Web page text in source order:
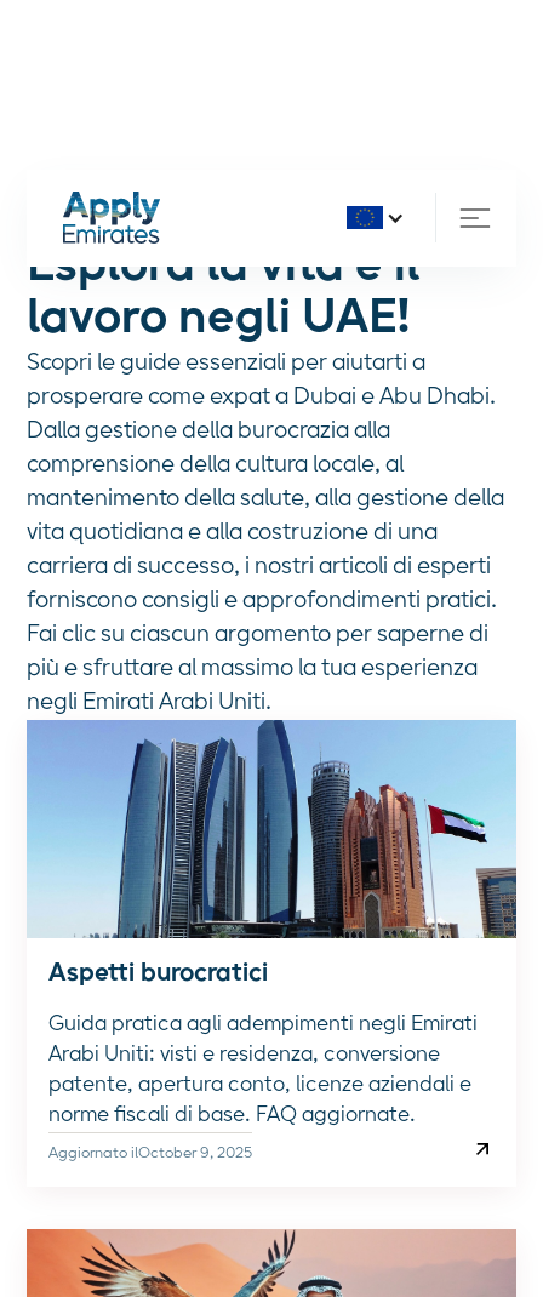
Esplora la vita e il
lavoro negli UAE!
Scopri le guide essenziali per aiutarti a
prosperare come expat a Dubai e Abu Dhabi.
Dalla gestione della burocrazia alla
comprensione della cultura locale, al
mantenimento della salute, alla gestione della
vita quotidiana e alla costruzione di una
carriera di successo, i nostri articoli di esperti
forniscono consigli e approfondimenti pratici.
Fai clic su ciascun argomento per saperne di
più e sfruttare al massimo la tua esperienza
negli Emirati Arabi Uniti.
Aspetti burocratici
Guida pratica agli adempimenti negli Emirati
Arabi Uniti: visti e residenza, conversione
patente, apertura conto, licenze aziendali e
norme fiscali di base. FAQ aggiornate.
Aggiornato ilOctober 9, 2025